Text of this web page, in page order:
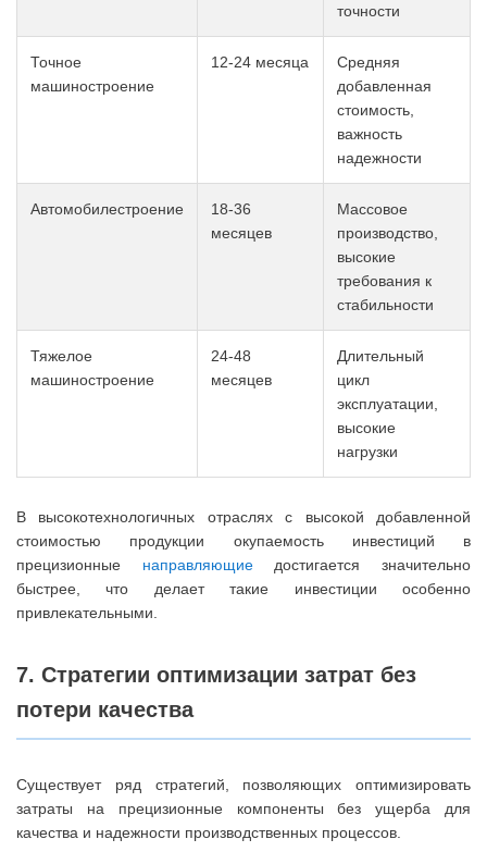
точности
Точное
машиностроение
12-24 месяца
Средняя
добавленная
стоимость,
важность
надежности
Автомобилестроение
18-36
месяцев
Массовое
производство,
высокие
требования к
стабильности
Тяжелое
машиностроение
24-48
месяцев
Длительный
цикл
эксплуатации,
высокие
нагрузки
В высокотехнологичных отраслях с высокой добавленной
стоимостью продукции окупаемость инвестиций в
прецизионные направляющиедостигается значительно
быстрее, что делает такие инвестиции особенно
привлекательными.
7. Стратегии оптимизации затрат без
потери качества
Существует ряд стратегий, позволяющих оптимизировать
затраты на прецизионные компоненты без ущерба для
качества и надежности производственных процессов.